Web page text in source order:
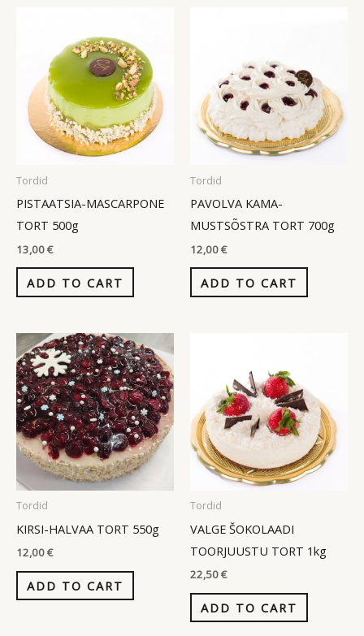
Tordid
PISTAATSIA-MASCARPONE
TORT 500g
13,00€
ADD TO CART
Tordid
PAVOLVA KAMA-
MUSTSÕSTRA TORT 700g
12,00€
ADD TO CART
Tordid
KIRSI-HALVAA TORT 550g
12,00€
ADD TO CART
Tordid
VALGE ŠOKOLAADI
TOORJUUSTU TORT 1kg
22,50€
ADD TO CART